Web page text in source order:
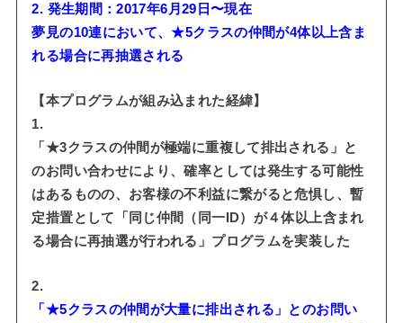
2. 発生期間：2017年6月29日〜現在
夢見の10連において、★5クラスの仲間が4体以上含ま
れる場合に再抽選される
【本プログラムが組み込まれた経緯】
1.
「★3クラスの仲間が極端に重複して排出される」と
のお問い合わせにより、確率としては発生する可能性
はあるものの、お客様の不利益に繋がると危惧し、暫
定措置として「同じ仲間（同一ID）が４体以上含まれ
る場合に再抽選が行われる」プログラムを実装した
2.
「★5クラスの仲間が大量に排出される」とのお問い